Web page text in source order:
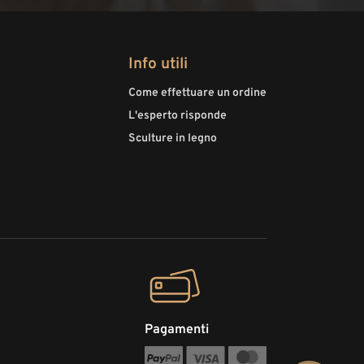
Info utili
Come effettuare un ordine
L'esperto risponde
Sculture in legno
Pagamenti